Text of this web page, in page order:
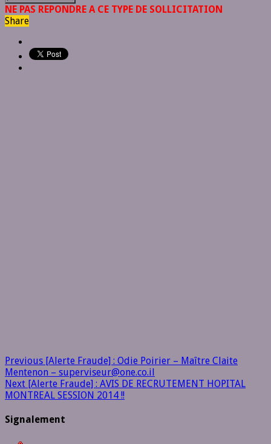
NE PAS REPONDRE A CE TYPE DE SOLLICITATION
Share
Previous [Alerte Fraude] : Odie Poirier – Maître Claite
Mentenon – superviseur@one.co.il
Next [Alerte Fraude] : AVIS DE RECRUTEMENT HOPITAL
MONTREAL SESSION 2014 !!
Signalement